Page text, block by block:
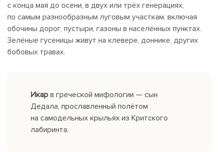
с конца мая до осени, в двух или трёх генерациях,
по самым разнообразным луговым участкам, включая
обочины дорог, пустыри, газоны в населённых пунктах.
Зелёные гусеницы живут на клевере, доннике, других
бобовых травах.
Икар в греческой мифологии — сын
Дедала, прославленный полётом
на самодельных крыльях из Критского
лабиринта.